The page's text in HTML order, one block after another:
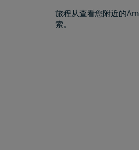
旅程从查看您附近的
索。